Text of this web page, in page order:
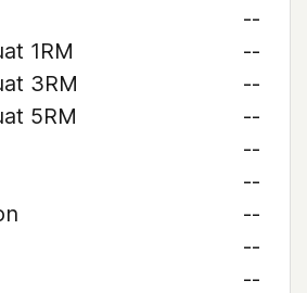
--
1RM
--
3RM
--
5RM
--
--
--
--
--
--